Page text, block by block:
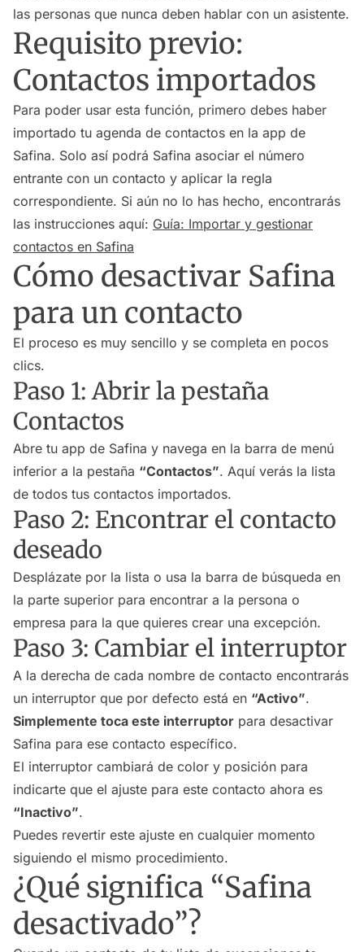
las personas que nunca deben hablar con un asistente.
Requisito previo:
Contactos importados
Para poder usar esta función, primero debes haber
importado tu agenda de contactos en la app de
Safina. Solo así podrá Safina asociar el número
entrante con un contacto y aplicar la regla
correspondiente. Si aún no lo has hecho, encontrarás
las instrucciones aquí: Guía: Importar y gestionar
contactos en Safina
Cómo desactivar Safina
para un contacto
El proceso es muy sencillo y se completa en pocos
clics.
Paso 1: Abrir la pestaña
Contactos
Abre tu app de Safina y navega en la barra de menú
inferior a la pestaña “Contactos”. Aquí verás la lista
de todos tus contactos importados.
Paso 2: Encontrar el contacto
deseado
Desplázate por la lista o usa la barra de búsqueda en
la parte superior para encontrar a la persona o
empresa para la que quieres crear una excepción.
Paso 3: Cambiar el interruptor
A la derecha de cada nombre de contacto encontrarás
un interruptor que por defecto está en “Activo”.
Simplemente toca este interruptor para desactivar
Safina para ese contacto específico.
El interruptor cambiará de color y posición para
indicarte que el ajuste para este contacto ahora es
“Inactivo”.
Puedes revertir este ajuste en cualquier momento
siguiendo el mismo procedimiento.
¿Qué significa “Safina
desactivado”?